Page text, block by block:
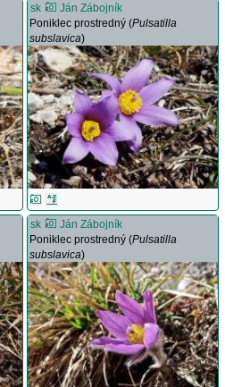
sk
Ján Zábojník
Poniklec prostredný (Pulsatilla
subslavica)
sk
Ján Zábojník
Poniklec prostredný (Pulsatilla
subslavica)